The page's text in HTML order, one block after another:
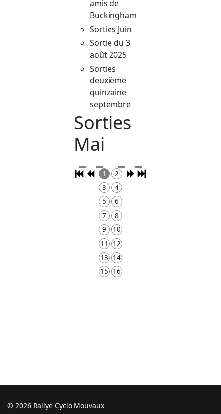
amis de
Buckingham
Sorties Juin
Sortie du 3
août 2025
Sorties
deuxième
quinzaine
septembre
Sorties
Mai
1
2
3
4
5
6
7
8
9
10
11 12
13 14
15
16
© 2026 Rallye Cyclo Mouvaux